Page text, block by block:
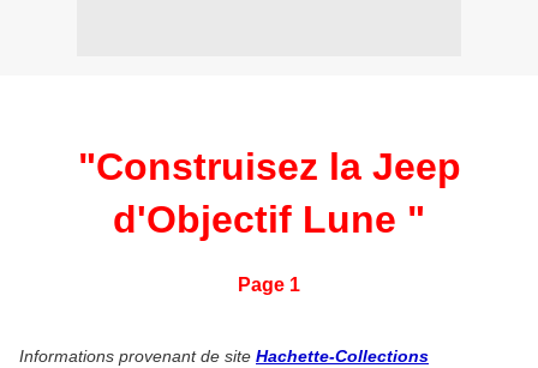
"Construisez la Jeep
d'Objectif Lune "
Page 1
Informations provenant de site Hachette-Collections